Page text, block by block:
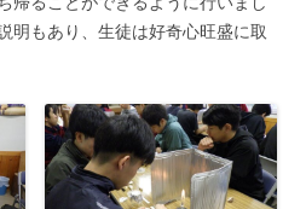
明もあり、生徒は好奇心旺盛に取